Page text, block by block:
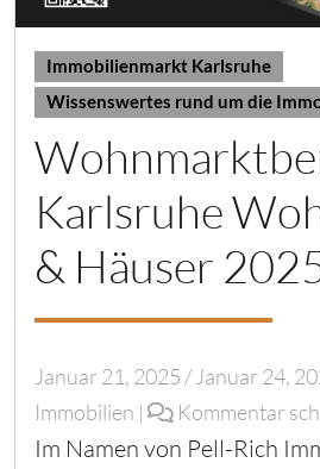
Immobilienmarkt Karlsruhe
Wissenswertes rund um die
Karlsruhe
& Häuser
Januar 21, 2025/Januar 24,
Immobilien | Kommentar
Im Namen von Pell-Rich